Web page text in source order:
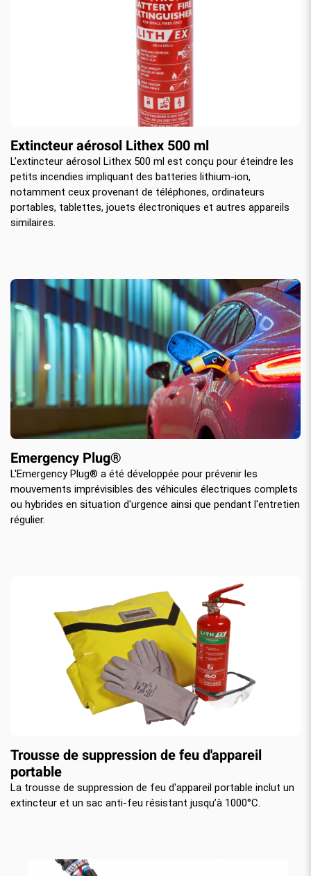
Extincteur aérosol Lithex 500 ml
L’extincteur aérosol Lithex 500 ml est conçu pour éteindre les
petits incendies impliquant des batteries lithium-ion,
notamment ceux provenant de téléphones, ordinateurs
portables, tablettes, jouets électroniques et autres appareils
similaires.
Emergency Plug®
L'Emergency Plug® a été développée pour prévenir les
mouvements imprévisibles des véhicules électriques complets
ou hybrides en situation d'urgence ainsi que pendant l'entretien
régulier.
Trousse de suppression de feu d'appareil
portable
La trousse de suppression de feu d'appareil portable inclut un
extincteur et un sac anti-feu résistant jusqu’à 1000°C.